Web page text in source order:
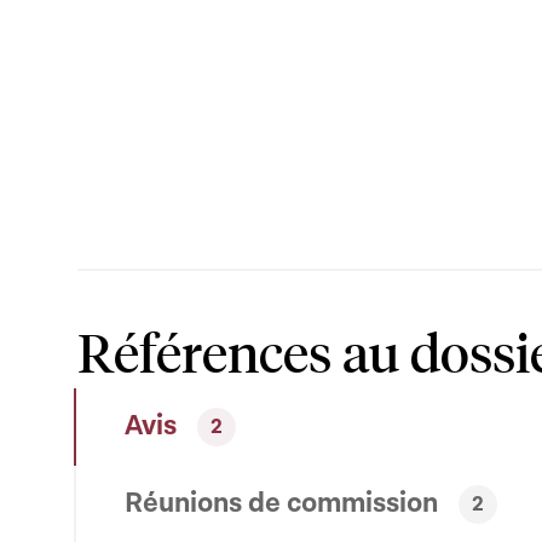
Références au
Avis 2
Réunions de commission 2